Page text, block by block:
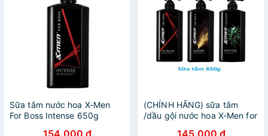
Sữa tắm nước hoa X-Men
For Boss Intense 650g
154.000 đ
(CHÍNH HÃNG) sữa tắm
/dầu gội nước hoa X-Men for
145.000 đ